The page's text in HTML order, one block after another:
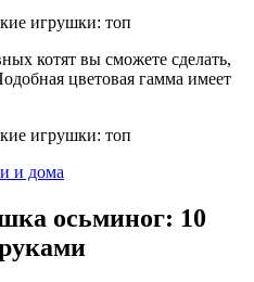
котят вы сможете сделать,
цветовая гамма имеет
и дома
осьминог: 10